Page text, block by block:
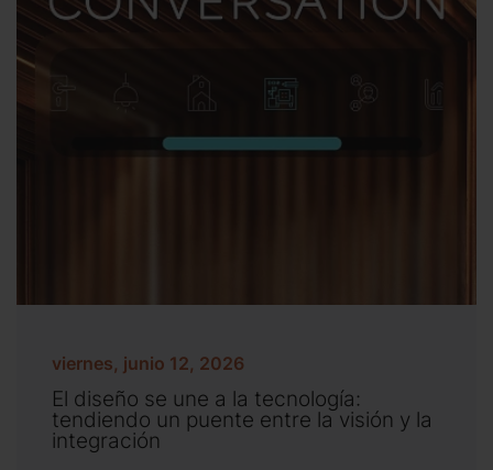
viernes, junio 12, 2026
El diseño se une a la tecnología:
tendiendo un puente entre la visión y la
integración